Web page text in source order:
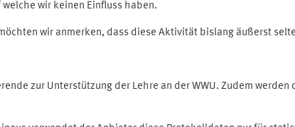
wir keinen Einfluss haben.
wir anmerken, dass diese Aktivität bislang äußerst
zur Unterstützung der Lehre an der WWU. Zudem werden